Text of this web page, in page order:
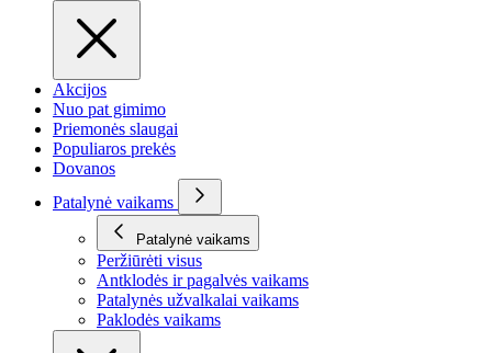
Akcijos
Nuo pat gimimo
Priemonės slaugai
Populiaros prekės
Dovanos
Patalynė vaikams
Patalynė vaikams
Peržiūrėti visus
Antklodės ir pagalvės vaikams
Patalynės užvalkalai vaikams
Paklodės vaikams